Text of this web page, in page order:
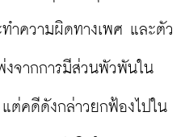
ำความผิดทางเพศ และตัว
งจากการมีส่วนพัวพันใน
ต่คดีดังกล่าวยกฟ้องไปใน